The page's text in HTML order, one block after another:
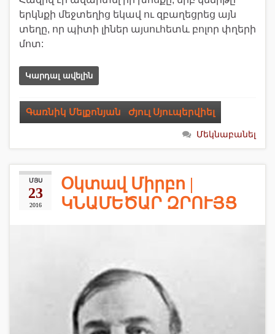
երկնքի մեջտեղից եկավ ու զբաղեցրեց այն
տեղը, որ պիտի լիներ այսուհետև բոլոր փղերի
մոտ:
Կարդալ ավելին
Գառնիկ Մելքոնյան Ժյուլ Սյուպերվիել
Մեկնաբանել
ՄՅՍ
23
2016
Օկտավ Միրբո |
ԿՆԱՄԵԾԱՐ ԶՐՈՒՅՑ